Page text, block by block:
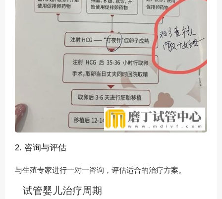
2. 咨询与评估
与生殖专家进行一对一咨询，评估适合的治疗方案。
试管婴儿治疗周期